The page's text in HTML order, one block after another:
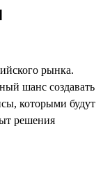
рынка.
шанс создавать
которыми будут
решения